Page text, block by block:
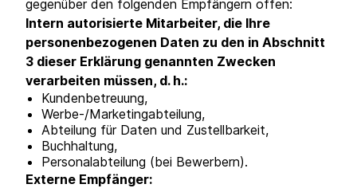
gegenüber den folgenden Empfängern offen:
Intern autorisierte Mitarbeiter, die Ihre
personenbezogenen Daten zu den in Abschnitt
3 dieser Erklärung genannten Zwecken
verarbeiten müssen, d. h.:
Kundenbetreuung,
Werbe-/Marketingabteilung,
Abteilung für Daten und Zustellbarkeit,
Buchhaltung,
Personalabteilung (bei Bewerbern).
Externe Empfänger: